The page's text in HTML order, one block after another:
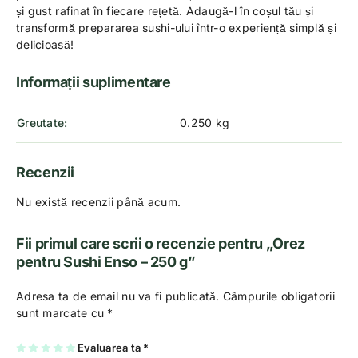
și gust rafinat în fiecare rețetă. Adaugă-l în coșul tău și
transformă prepararea sushi-ului într-o experiență simplă și
delicioasă!
Informații suplimentare
Greutate 0.250 kg
Recenzii
Nu există recenzii până acum.
Fii primul care scrii o recenzie pentru „Orez
pentru Sushi Enso – 250 g”
Adresa ta de email nu va fi publicată. Câmpurile obligatorii
sunt marcate cu *
Evaluarea ta *
U 2 3
4 5